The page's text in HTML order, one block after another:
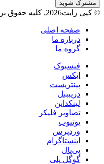
© کپی رایت2026, کلیه حقوق برای دیدگاه پلاس محفوظ است.
صفحه اصلی
درباره ما
گروه ما
فیسبوک
ایکس
پینتریست
دریبببل
لینکداین
تصاویر فلیکر
یوتیوب
وردپرس
اینستاگرام
پی‌پال
گوگل پلی